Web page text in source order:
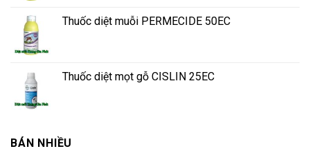
Thuốc diệt muỗi PERMECIDE 50EC
Thuốc diệt mọt gỗ CISLIN 25EC
BÁN NHIỀU